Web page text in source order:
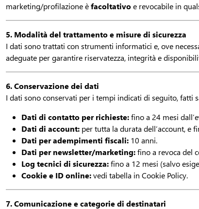
marketing/profilazione èfacoltativoe revocabile in
5. Modalità del trattamento e misure di sicurezza
I dati sono trattati con strumenti informatici e, ove
adeguate per garantire riservatezza, integrità e
6. Conservazione dei dati
I dati sono conservati per i tempi indicati di seguito,
Dati di contatto per richieste:fino a 24 mesi
Dati di account: per tutta la durata dell’account, e
Dati per adempimenti fiscali: 10 anni.
Dati per newsletter/marketing:fino a revoca del
Log tecnici di sicurezza:fino a 12 mesi (salvo
Cookie e ID online:vedi tabella in Cookie Policy.
7. Comunicazione e categorie di destinatari